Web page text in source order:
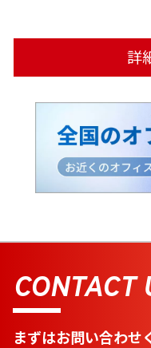
詳
CONTACT
まずはお問い合わせ